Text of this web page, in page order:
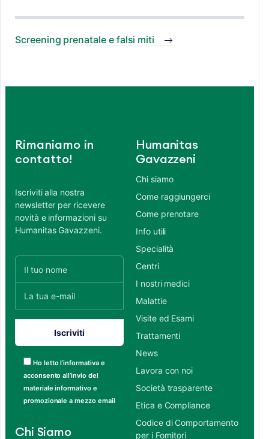
Screening prenatale e falsi miti
Rimaniamo in
contatto!
Iscriviti alla nostra
newsletter per ricevere
novità e informazioni su
Humanitas Gavazzeni.
Ho letto l’informativa e
acconsento all’invio del
materiale informativo e
promozionale a mezzo email
Chi Siamo
Humanitas
Gavazzeni
Chi siamo
Come raggiungerci
Come prenotare
Info utili
Specialità
Centri
I nostri medici
Malattie
Visite ed Esami
Trattamenti
News
Lavora con noi
Società trasparente
Etica e Compliance
Codice di Comportamento
per i Fornitori